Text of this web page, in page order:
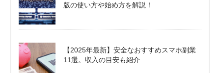
版の使い方や始め方を解説！
【2025年最新】安全なおすすめスマホ副業
11選。収入の目安も紹介